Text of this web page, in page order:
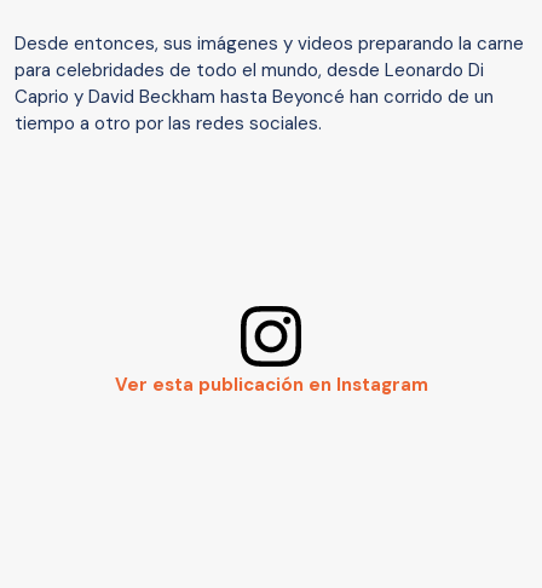
Desde entonces, sus imágenes y videos preparando la carne
para celebridades de todo el mundo, desde Leonardo Di
Caprio y David Beckham hasta Beyoncé han corrido de un
tiempo a otro por las redes sociales.
Ver esta publicación en Instagram